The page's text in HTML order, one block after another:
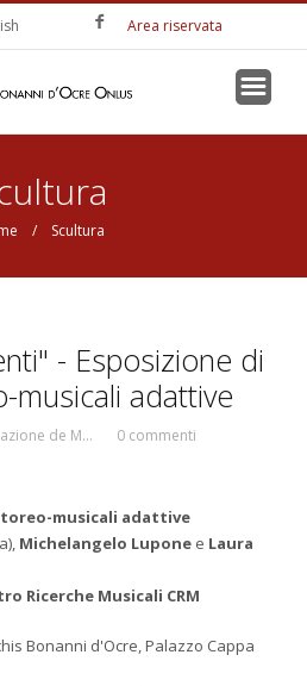
Area riservata
/ Scultura
- Esposizione di
musicali adattive
de M... 0 commenti
musicali adattive
Michelangelo Lupone e Laura
Ricerche Musicali CRM
Bonanni d'Ocre, Palazzo Cappa